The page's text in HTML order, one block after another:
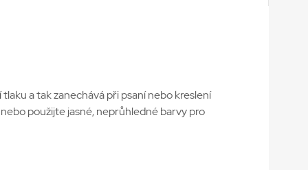
a tak zanechává při psaní nebo kreslení
použijte jasné, neprůhledné barvy pro